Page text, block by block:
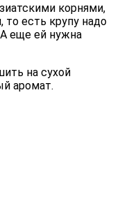
корнями,
есть крупу надо
еще ей нужна
на сухой
аромат.